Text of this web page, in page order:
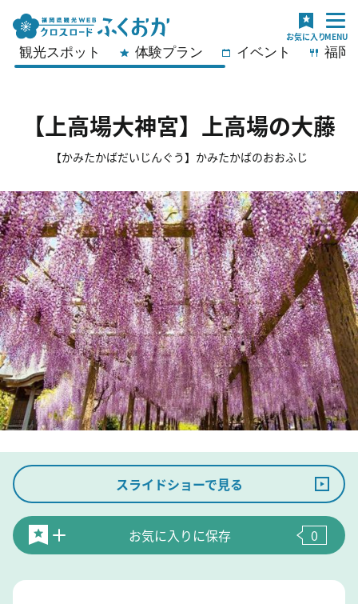
観光スポット 体験プラン イベント 福岡
【上高場大神宮】上高場の大藤
【かみたかばだいじんぐう】かみたかばのおおふじ
スライドショーで見る
お気に入りに保存 0